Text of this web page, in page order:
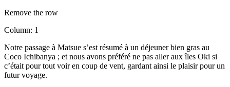
Remove the row
Column: 1
Notre passage à Matsue s’est résumé à un déjeuner bien gras au
Coco Ichibanya ; et nous avons préféré ne pas aller aux îles Oki si
c’était pour tout voir en coup de vent, gardant ainsi le plaisir pour un
futur voyage.